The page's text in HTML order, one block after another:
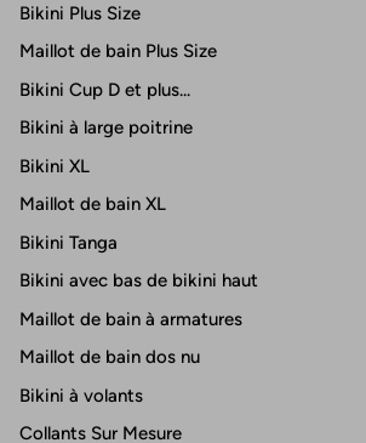
Bikini Plus Size
Maillot de bain Plus Size
Bikini Cup D et plus...
Bikini à large poitrine
Bikini XL
Maillot de bain XL
Bikini Tanga
Bikini avec bas de bikini haut
Maillot de bain à armatures
Maillot de bain dos nu
Bikini à volants
Collants Sur Mesure